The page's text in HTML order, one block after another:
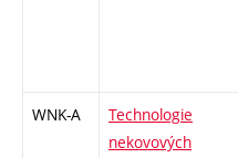
WNK-A
Technologie
nekovových